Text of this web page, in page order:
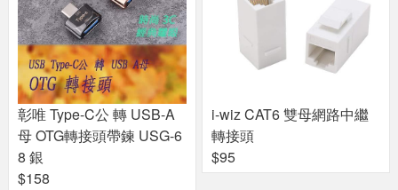
彰唯 Type-C公 轉 USB-A
母 OTG轉接頭帶鍊 USG-6
8 銀
$158
i-wiz CAT6 雙母網路中繼
轉接頭
$95